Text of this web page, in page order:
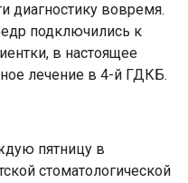
диагностику вовремя.
подключились к
в настоящее
лечение в 4-й ГДКБ.
пятницу в
стоматологической